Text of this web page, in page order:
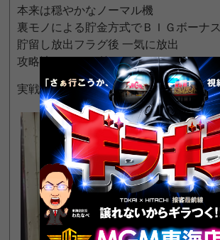
本来は穏やかなノーマル機
裏モノによる貯金方式でＢＩＧボーナ
貯留し放出フラグ後 一気に放出
攻略法 チェリー抜きがあったそうです
実戦された方の情報提供をお願いしま